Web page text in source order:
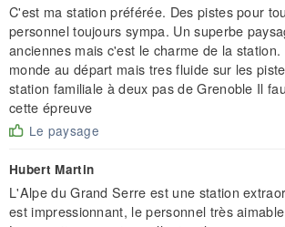
C'est ma station préférée. Des pistes pour
personnel toujours sympa. Un superbe
anciennes mais c'est le charme de la
monde au départ mais tres fluide sur les
station familiale à deux pas de Grenoble Il
cette épreuve
Le paysage
Hubert Martin
L'Alpe du Grand Serre est une station
est impressionnant, le personnel très